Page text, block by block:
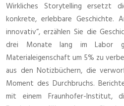
Wirkliches Storytelling ersetzt
konkrete, erlebbare Geschichte.
innovativ“, erzählen Sie die
drei Monate lang im Labor
Materialeigenschaft um 5% zu
aus den Notizbüchern, die
Moment des Durchbruchs.
mit einem Fraunhofer-Institut,